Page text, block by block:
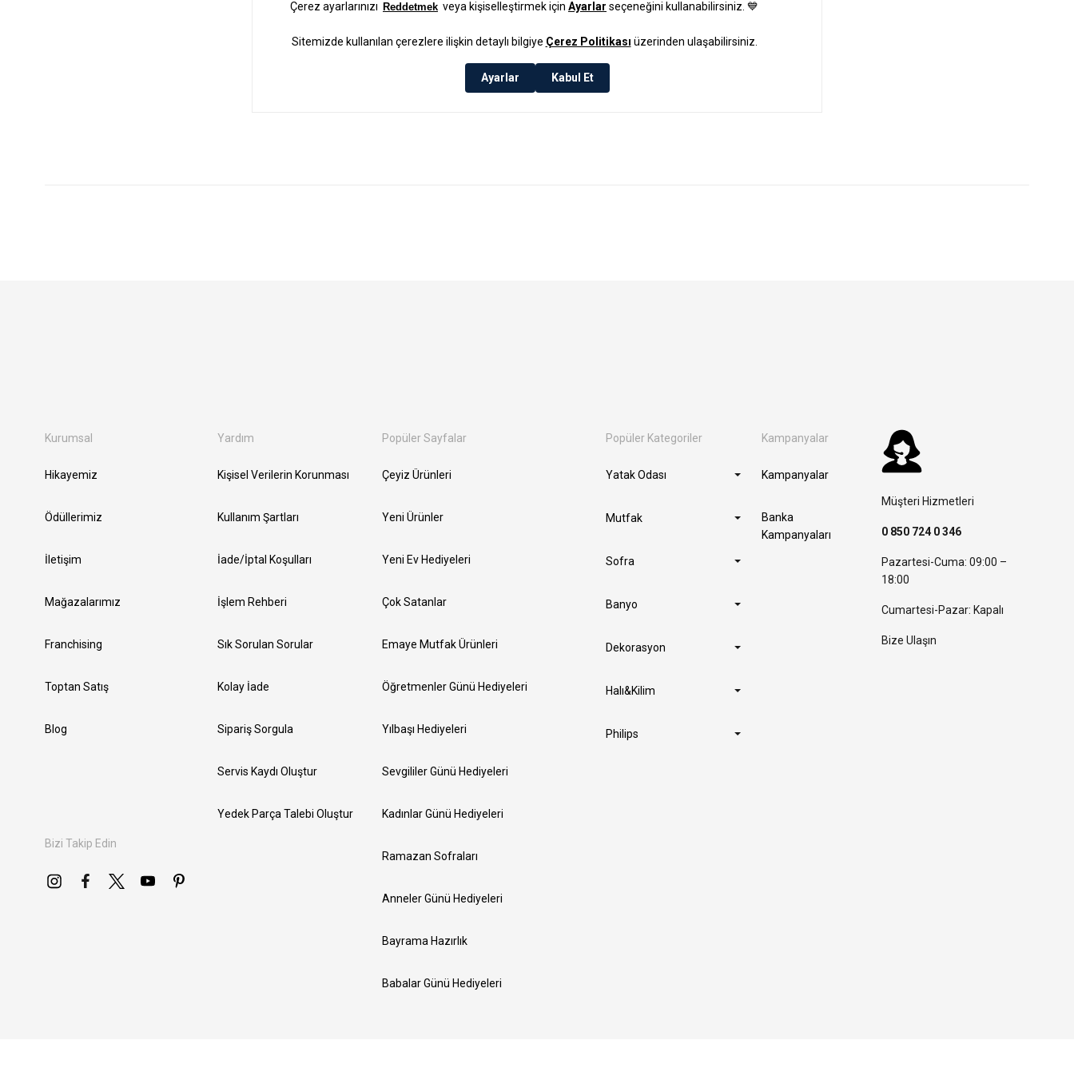
Kurumsal
Hikayemiz
Ödüllerimiz
İletişim
Mağazalarımız
Franchising
Toptan Satış
Blog
Bizi Takip Edin
Yardım
Kişisel Verilerin Korunması
Kullanım Şartları
İade/İptal Koşulları
İşlem Rehberi
Sık Sorulan Sorular
Kolay İade
Sipariş Sorgula
Servis Kaydı Oluştur
Yedek Parça Talebi Oluştur
Popüler Sayfalar
Çeyiz Ürünleri
Yeni Ürünler
Yeni Ev Hediyeleri
Çok Satanlar
Emaye Mutfak Ürünleri
Öğretmenler Günü Hediyeleri
Yılbaşı Hediyeleri
Sevgililer Günü Hediyeleri
Kadınlar Günü Hediyeleri
Ramazan Sofraları
Anneler Günü Hediyeleri
Bayrama Hazırlık
Babalar Günü Hediyeleri
Popüler Kategoriler
Yatak Odası
Mutfak
Sofra
Banyo
Dekorasyon
Halı&Kilim
Philips
Kampanyalar
Kampanyalar
Banka
Kampanyaları
Müşteri Hizmetleri
0 850 724 0 346
Pazartesi-Cuma: 09:00 –
18:00
Cumartesi-Pazar: Kapalı
Bize Ulaşın